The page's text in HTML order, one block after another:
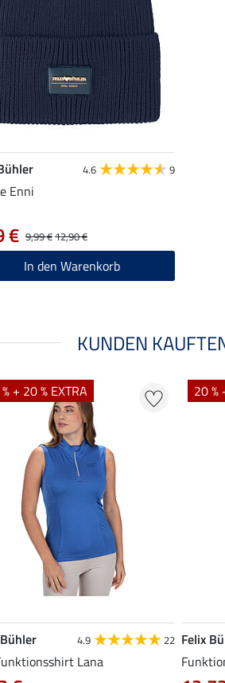
4.6 9
Enni
9,99 €12,90 €
€
In den Warenkorb
KUNDEN
+ 20 % EXTRA
4.9 22
Lana
20 %
Felix